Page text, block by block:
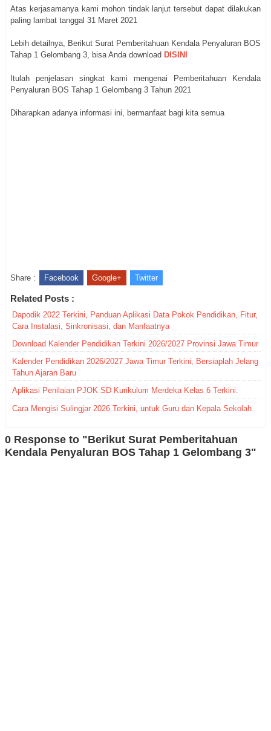
Atas kerjasamanya kami mohon tindak lanjut tersebut dapat dilakukan
paling lambat tanggal 31 Maret 2021
Lebih detailnya, Berikut Surat Pemberitahuan Kendala Penyaluran BOS
Tahap 1 Gelombang 3, bisa Anda download DISINI
Itulah penjelasan singkat kami mengenai Pemberitahuan Kendala
Penyaluran BOS Tahap 1 Gelombang 3 Tahun 2021
Diharapkan adanya informasi ini, bermanfaat bagi kita semua
Share : Facebook Google+ Twitter
Related Posts :
Dapodik 2022 Terkini, Panduan Aplikasi Data Pokok Pendidikan, Fitur,
Cara Instalasi, Sinkronisasi, dan Manfaatnya
Download Kalender Pendidikan Terkini 2026/2027 Provinsi Jawa Timur
Kalender Pendidikan 2026/2027 Jawa Timur Terkini, Bersiaplah Jelang
Tahun Ajaran Baru
Aplikasi Penilaian PJOK SD Kurikulum Merdeka Kelas 6 Terkini.
Cara Mengisi Sulingjar 2026 Terkini, untuk Guru dan Kepala Sekolah
0 Response to "Berikut Surat Pemberitahuan
Kendala Penyaluran BOS Tahap 1 Gelombang 3"